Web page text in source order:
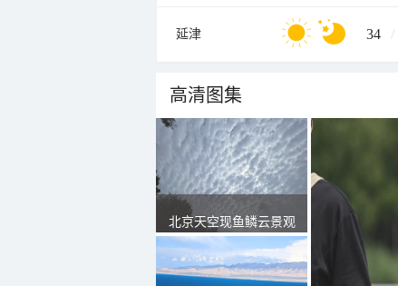
延津 34 /
高清图集
北京天空现鱼鳞云景观